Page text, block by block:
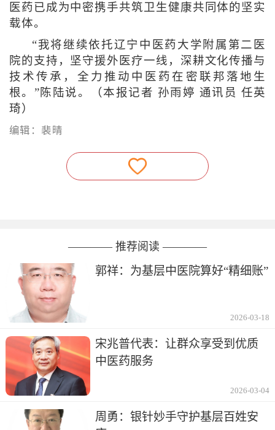
医药已成为中密携手共筑卫生健康共同体的坚实
载体。
“我将继续依托辽宁中医药大学附属第二医
院的支持，坚守援外医疗一线，深耕文化传播与
技术传承，全力推动中医药在密联邦落地生
根。”陈陆说。（本报记者 孙雨婷 通讯员 任英
琦）
编辑：裴晴
———— 推荐阅读 ————
郭祥：为基层中医院算好“精细账”
2026-03-18
宋兆普代表：让群众享受到优质
中医药服务
2026-03-04
周勇：银针妙手守护基层百姓安